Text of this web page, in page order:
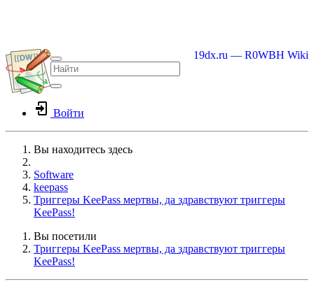
19dx.ru — R0WBH Wiki
Войти
Вы находитесь здесь
Software
keepass
Триггеры KeePass мертвы, да здравствуют триггеры
KeePass!
Вы посетили
Триггеры KeePass мертвы, да здравствуют триггеры
KeePass!